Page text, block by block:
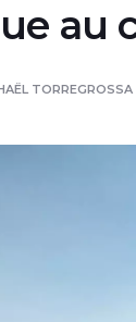
au
TORREGROSSA